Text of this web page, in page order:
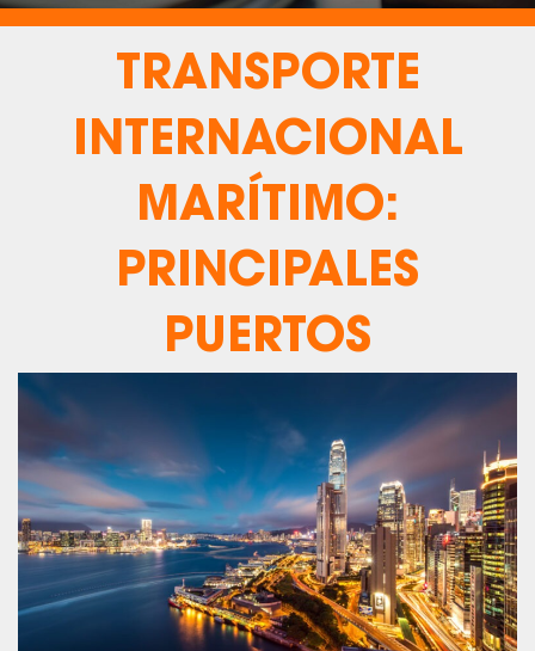
TRANSPORTE
INTERNACIONAL
MARÍTIMO:
PRINCIPALES
PUERTOS